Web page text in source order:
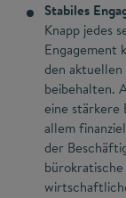
Stabiles
Knapp jedes
Engagement
den
beibehalten.
eine stärkere
allem
der